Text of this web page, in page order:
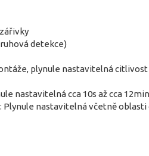
detekce)
plynule nastavitelná citlivost
nastavitelná cca 10s až cca
nastavitelná včetně oblasti